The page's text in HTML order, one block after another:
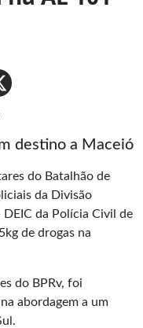
destino a Maceió
do Batalhão de
da Divisão
DEIC da Polícia Civil de
de drogas na
do BPRv, foi
abordagem a um